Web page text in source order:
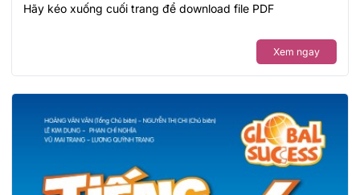
Hãy kéo xuống cuối trang để download file PDF
Xem ngay